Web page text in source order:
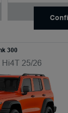
300
Hi4T 25/26